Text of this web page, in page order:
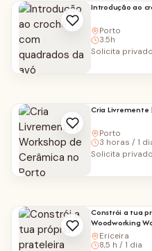
Introdução ao
Porto
3.5h
Solicita privado
Cria Livremente
Porto
3 horas / 1
Solicita privado
Constrói a tua
Woodworking
Ericeira
8,5 h / 1 dia